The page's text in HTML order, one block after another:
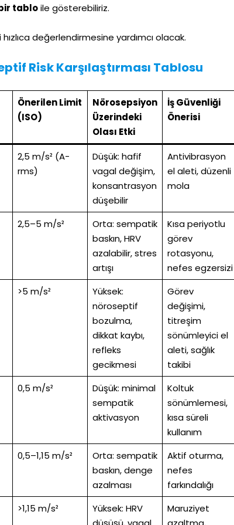
tabloile gösterebiliriz.
değerlendirmesine yardımcı olacak.
Risk Karşılaştırması Tablosu
Önerilen Limit
(ISO)
Nörosepsiyon
Üzerindeki
Olası Etki
İş Güvenliği
Önerisi
2,5 m/s² (A-
rms)
Düşük: hafif
vagal değişim,
konsantrasyon
düşebilir
Antivibrasyon
el aleti, düzenli
mola
2,5–5 m/s²
Orta: sempatik
baskın, HRV
azalabilir, stres
artışı
Kısa periyotlu
görev
rotasyonu,
nefes egzersizi
>5 m/s²
Yüksek:
nöroseptif
bozulma,
dikkat kaybı,
refleks
gecikmesi
Görev
değişimi,
titreşim
sönümleyici el
aleti, sağlık
takibi
0,5 m/s²
Düşük: minimal
sempatik
aktivasyon
Koltuk
sönümlemesi,
kısa süreli
kullanım
0,5–1,15 m/s²
Orta: sempatik
baskın, denge
azalması
Aktif oturma,
nefes
farkındalığı
>1,15 m/s²
Yüksek: HRV
Maruziyet